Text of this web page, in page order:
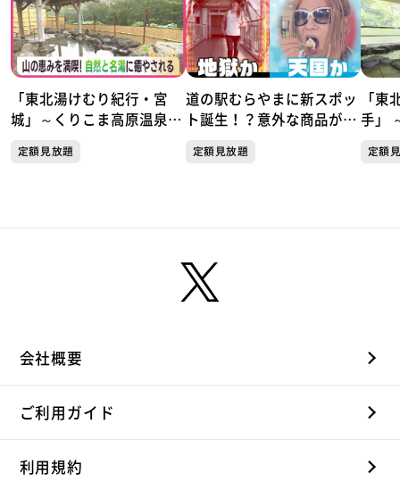
「東北湯けむり紀行・宮
城」～くりこま高原温泉郷
定額見放題
道の駅むらやまに新スポッ
ト誕生！？意外な商品が人
だけしか楽しめない極上の
定額見放題
「東
手」
定額
会社概要
ご利用ガイド
利用規約